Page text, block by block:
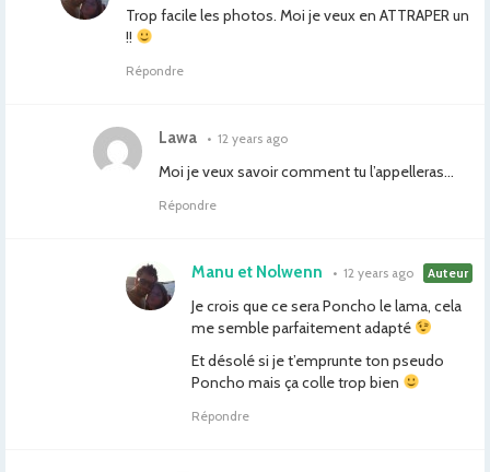
Trop facile les photos. Moi je veux en ATTRAPER un
!!
Répondre
Lawa • 12 years ago
Moi je veux savoir comment tu l’appelleras…
Répondre
Manu et Nolwenn • 12 years ago Auteur
Je crois que ce sera Poncho le lama, cela
me semble parfaitement adapté
Et désolé si je t’emprunte ton pseudo
Poncho mais ça colle trop bien
Répondre